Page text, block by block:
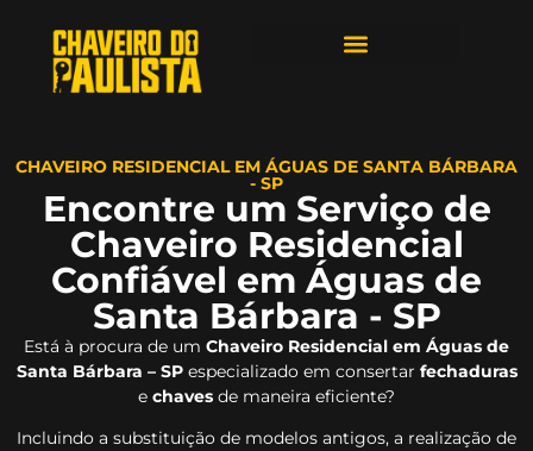
CHAVEIRO RESIDENCIAL EM ÁGUAS DE SANTA BÁRBARA
- SP
Encontre um Serviço de
Chaveiro Residencial
Confiável em Águas de
Santa Bárbara - SP
Está à procura de um Chaveiro Residencial em Águas de
Santa Bárbara – SPespecializado em consertar fechaduras
e chaves de maneira eficiente?
Incluindo a substituição de modelos antigos, a realização de